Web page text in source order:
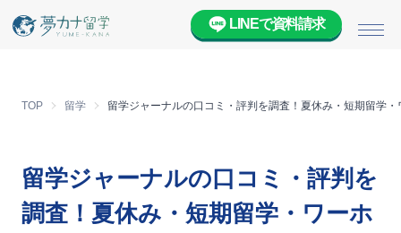
メ
LINEで資料請求
TOP 留学 留学ジャーナルの口コミ・評判を調査！夏休み・短期留学
留学ジャーナルの口コミ・評判を
調査！夏休み・短期留学・ワーホ